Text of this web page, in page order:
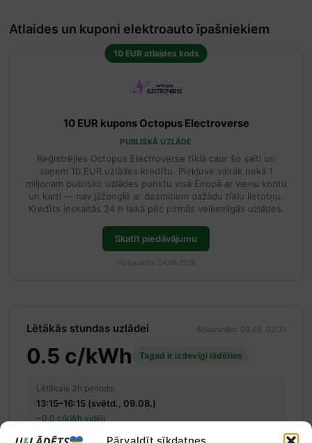
Pārvaldīt sīkdatnes
Atlaides un kuponi elektroauto īpašniekiem
10 EUR atlaides kods
10 EUR kupons Octopus Electroverse
PUBLISKĀ UZLĀDE
Reģistrējies Octopus Electroverse tīklā caur šo saiti un
saņem 10 EUR uzlādes kredītu. Piekļuve vairāk nekā 1
miljonam publisko uzlādes punktu visā Eiropā ar vienu kontu
un karti — nav jāžonglē ar desmitiem dažādu tīklu lietotņu.
Kredīts ieskaitās 24 h laikā pēc pirmās veiksmīgās uzlādes.
Skatīt piedāvājumu
Pārbaudīts: 04.08.2026
Lētākās stundas uzlādei Atjaunināts: 09.08. 02:31
0.5 c/kWh Tagad ir izdevīgi lādēties
Lētākais 3h periods:
13:15–16:15 (svētd., 09.08.)
~0.0 c/kWh vidēji